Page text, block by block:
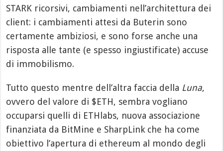
STARK ricorsivi, cambiamenti nell’architettura dei
client: i cambiamenti attesi da Buterin sono
certamente ambiziosi, e sono forse anche una
risposta alle tante (e spesso ingiustificate) accuse
di immobilismo.
Tutto questo mentre dell’altra faccia della Luna,
ovvero del valore di $ETH, sembra vogliano
occuparsi quelli di ETHlabs, nuova associazione
finanziata da BitMine e SharpLink che ha come
obiettivo l’apertura di ethereum al mondo degli